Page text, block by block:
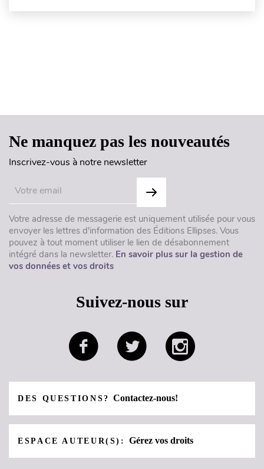
Ne manquez pas les nouveautés
Inscrivez-vous à notre newsletter
Votre adresse de messagerie est uniquement utilisée pour vous
envoyer les lettres d'information des Éditions Ellipses. Vous
pouvez à tout moment utiliser le lien de désabonnement
intégré dans la newsletter. En savoir plus sur la gestion de
vos données et vos droits
Suivez-nous sur
DES QUESTIONS?Contactez-nous!
ESPACE AUTEUR(S):Gérez vos droits